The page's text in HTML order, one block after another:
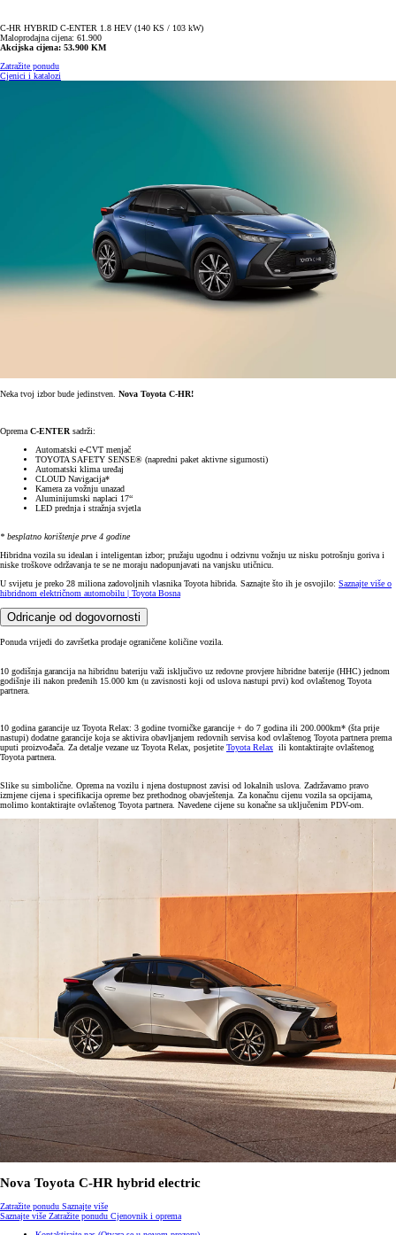
C-HR HYBRID C-ENTER 1.8 HEV (140 KS / 103 kW)
Maloprodajna cijena: 61.900
Akcijska cijena: 53.900 KM
Zatražite ponudu
Cjenici i katalozi
Neka tvoj izbor bude jedinstven. Nova Toyota C-HR!
Oprema C-ENTER sadrži:
Automatski e-CVT menjač
TOYOTA SAFETY SENSE® (napredni paket aktivne sigurnosti)
Automatski klima uređaj
CLOUD Navigacija*
Kamera za vožnju unazad
Aluminijumski naplaci 17“
LED prednja i stražnja svjetla
* besplatno korištenje prve 4 godine
Hibridna vozila su idealan i inteligentan izbor; pružaju ugodnu i odzivnu vožnju uz nisku potrošnju goriva i
niske troškove održavanja te se ne moraju nadopunjavati na vanjsku utičnicu.
U svijetu je preko 28 miliona zadovoljnih vlasnika Toyota hibrida. Saznajte što ih je osvojilo: Saznajte više o
hibridnom električnom automobilu | Toyota Bosna
Odricanje od dogovornosti
Ponuda vrijedi do završetka prodaje ograničene količine vozila.
10 godišnja garancija na hibridnu bateriju važi isključivo uz redovne provjere hibridne baterije (HHC) jednom
godišnje ili nakon pređenih 15.000 km (u zavisnosti koji od uslova nastupi prvi) kod ovlaštenog Toyota
partnera.
10 godina garancije uz Toyota Relax: 3 godine tvorničke garancije + do 7 godina ili 200.000km* (šta prije
nastupi) dodatne garancije koja se aktivira obavljanjem redovnih servisa kod ovlaštenog Toyota partnera prema
uputi proizvođača. Za detalje vezane uz Toyota Relax, posjetite Toyota Relax ili kontaktirajte ovlaštenog
Toyota partnera.
Slike su simbolične. Oprema na vozilu i njena dostupnost zavisi od lokalnih uslova. Zadržavamo pravo
izmjene cijena i specifikacija opreme bez prethodnog obavještenja. Za konačnu cijenu vozila sa opcijama,
molimo kontaktirajte ovlaštenog Toyota partnera. Navedene cijene su konačne sa uključenim PDV-om.
Nova Toyota C-HR hybrid electric
Zatražite ponudu Saznajte više
Saznajte više Zatražite ponudu Cjenovnik i oprema